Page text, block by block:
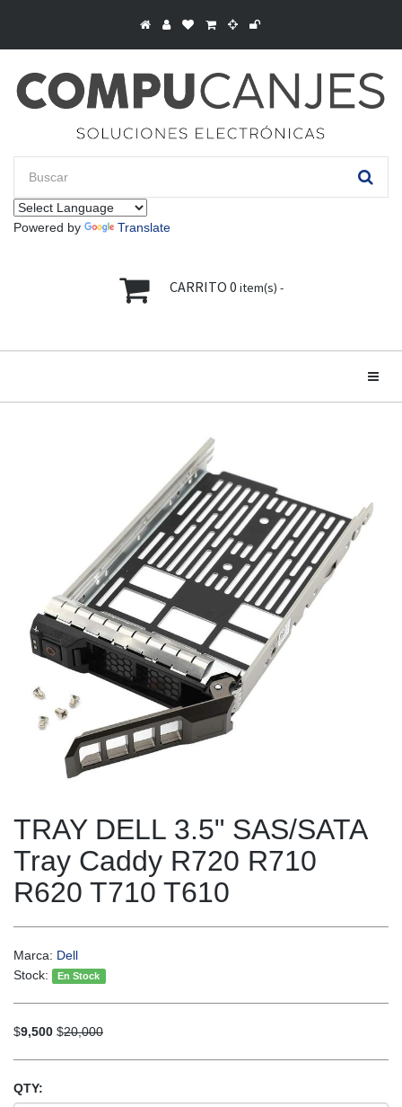
Powered by Translate
CARRITO 0 item(s) -
TRAY DELL 3.5" SAS/SATA
Tray Caddy R720 R710
R620 T710 T610
Marca: Dell
Stock:
En Stock
$9,500 $20,000
QTY: